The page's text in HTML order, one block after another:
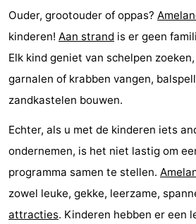
State
(&
Campings
Vakantiehuizen
-
Landal
Last
Ouder, grootouder of oppas?
kinderen! Aan strand is er geen
Elk kind geniet van schelpen
garnalen of krabben vangen,
zandkastelen bouwen.
Echter, als u met de kinderen iets
ondernemen, is het niet lastig om
programma samen te stellen.
zowel leuke, gekke, leerzame,
attracties. Kinderen hebben er een